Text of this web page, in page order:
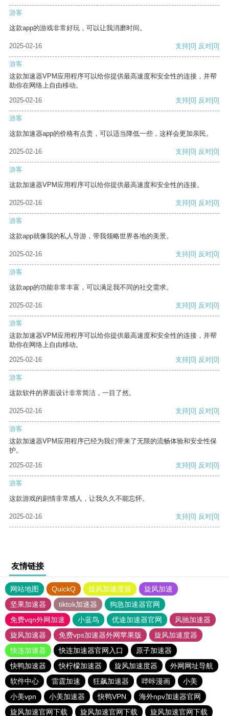
游客
这款app的游戏非常好玩，可以让我消磨时间。
2025-02-16 支持[0] 反对[0]
游客
这款加速器VPM应用程序可以给你提供最高速度和安全性的连接，并帮
助你在网络上自由移动。
2025-02-16
支持[0] 反对[0]
游客
这款加速器app的价格有点贵，可以适当降低一些，这样会更加亲民。
2025-02-16 支持[0] 反对[0]
游客
这款加速器VPM应用程序可以给你提供最高速度和安全性的连接。
2025-02-16 支持[0] 反对[0]
游客
这款app就像我的私人导游，带我领略世界各地的美景。
2025-02-16 支持[0] 反对[0]
游客
这款app的功能非常丰富，可以满足我不同的社交需求。
2025-02-16 支持[0] 反对[0]
游客
这款加速器VPM应用程序可以给你提供最高速度和安全性的连接，并帮
助你在网络上自由移动。
2025-02-16
支持[0] 反对[0]
游客
这款软件的界面设计非常简洁，一目了然。
2025-02-16 支持[0] 反对[0]
游客
这款加速器VPM应用程序已经为我们带来了无限的流畅体验和安全性保
护。
2025-02-16
支持[0] 反对[0]
游客
这款游戏的剧情非常感人，让我久久不能忘怀。
2025-02-16 支持[0] 反对[0]
友情链接
网站地图 QuickQ 旋风加速度器
旋风加速
坚果加速器
tiktok加速器
狗急加速器官网
免费vqn外网加速
小蓝鸟 优途加速器官网
风驰加速器
旋风加速器
免费vps加速器外网苹果版
旋风加速度器
快连加速器
快连加速器官网入口
原子加速器
快鸭加速器
快柠檬加速器 旋风加速度器
外网网址导航
软件中心
雷霆加速 狂飙加速器 哔咔漫画
小美
小美vpn
小美加速器 快鸭VPN
海外npv加速器官网
旋风加速官网下载
旋风加速官网下载 旋风加速官网下载